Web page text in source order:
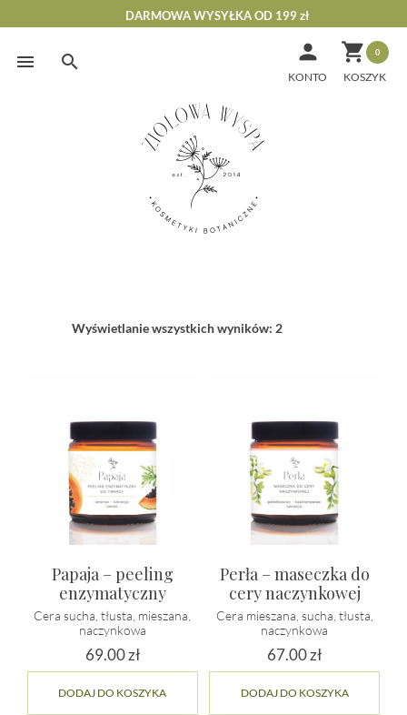
Skip
DARMOWA WYSYŁKA OD 199 zł
 0

KONTO
Wyświetlanie wszystkich wyników: 2
Papaja – peeling
enzymatyczny
Cera sucha, tłusta, mieszana,
naczynkowa
69.00zł
DODAJ DO KOSZYKA
Perła – maseczka do
cery naczynkowej
Cera mieszana, sucha, tłusta,
naczynkowa
67.00zł
DODAJ DO KOSZYKA